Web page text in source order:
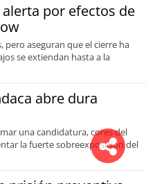
por efectos de
pero aseguran que el cierre ha
se extiendan hasta a la
abre dura
una candidatura, cores del
la fuerte sobreexposición del